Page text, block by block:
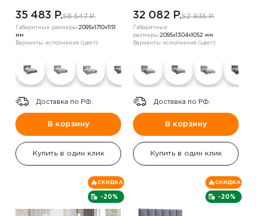
35 483 P.58 547 P.
Габаритные размеры:2095х1710х1151
мм
Варианты исполнения (цвет):
Доставка по РФ.
В корзину
Купить в один клик
32 082 P.52 935 P.
Габаритные
размеры:2095х1304х1052 мм
Варианты исполнения (цвет):
Доставка по РФ.
В корзину
Купить в один клик
-20%
СКИДКА
-20%
СКИДКА